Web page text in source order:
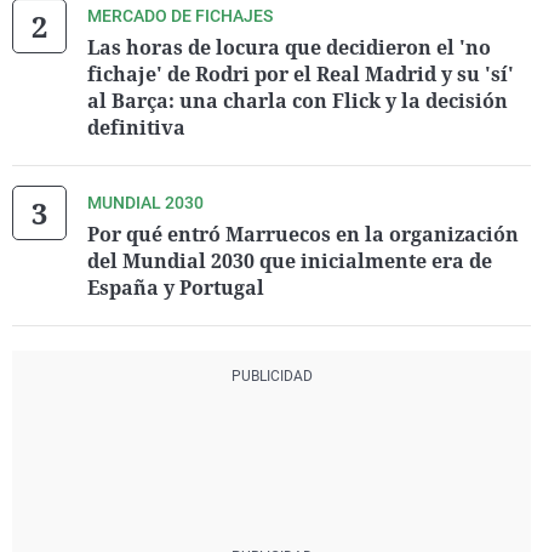
MERCADO DE FICHAJES
Las horas de locura que decidieron el 'no
fichaje' de Rodri por el Real Madrid y su 'sí'
al Barça: una charla con Flick y la decisión
definitiva
MUNDIAL 2030
Por qué entró Marruecos en la organización
del Mundial 2030 que inicialmente era de
España y Portugal